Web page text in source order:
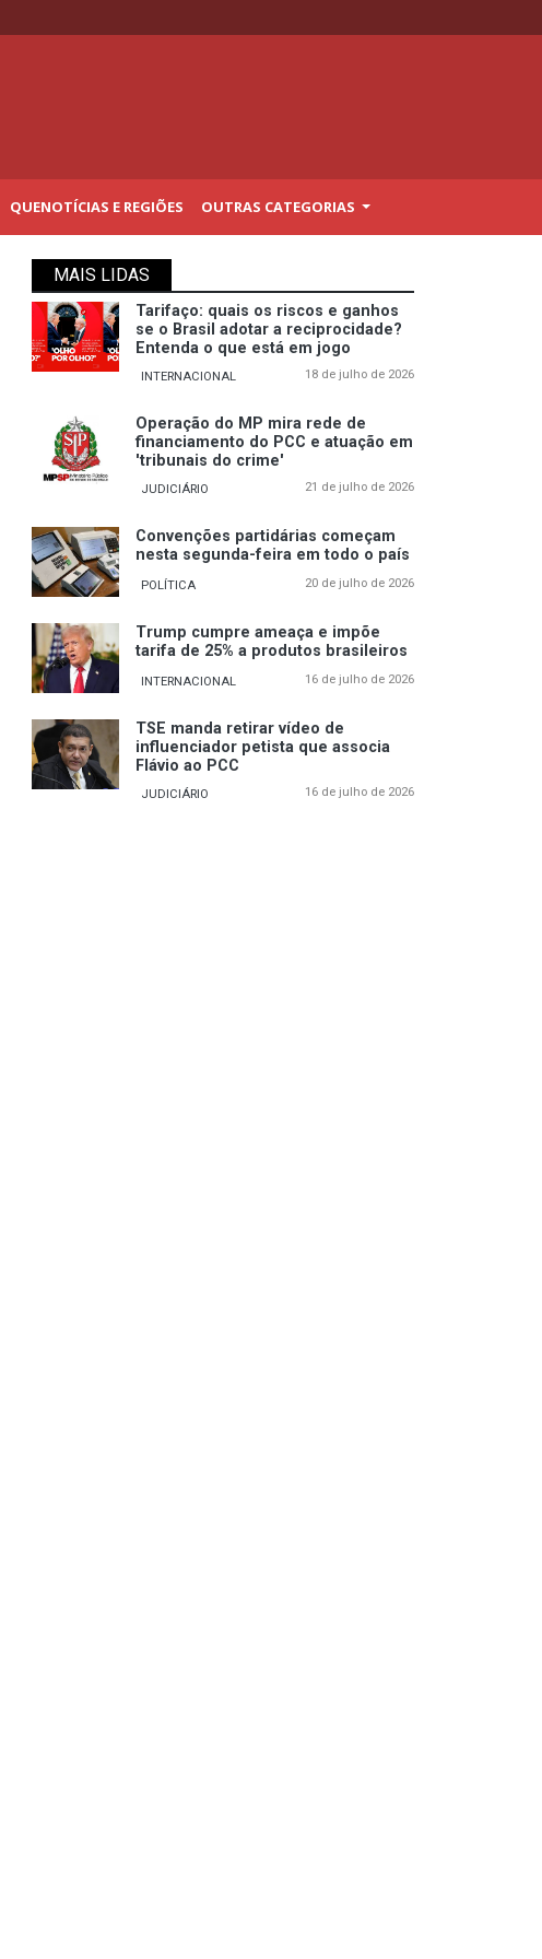
QUENOTÍCIAS E REGIÕES OUTRAS CATEGORIAS
MAIS LIDAS
Tarifaço: quais os riscos e ganhos
se o Brasil adotar a reciprocidade?
Entenda o que está em jogo
INTERNACIONAL 18 de julho de 2026
Operação do MP mira rede de
financiamento do PCC e atuação em
'tribunais do crime'
JUDICIÁRIO 21 de julho de 2026
Convenções partidárias começam
nesta segunda-feira em todo o país
POLÍTICA 20 de julho de 2026
Trump cumpre ameaça e impõe
tarifa de 25% a produtos brasileiros
INTERNACIONAL 16 de julho de 2026
TSE manda retirar vídeo de
influenciador petista que associa
Flávio ao PCC
JUDICIÁRIO 16 de julho de 2026